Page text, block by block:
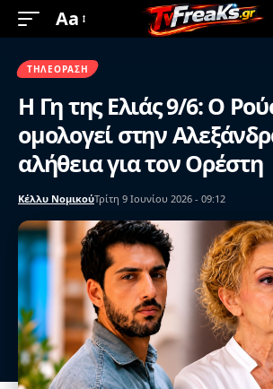
Aa
ΤΗΛΕΌΡΑΣΗ
Η Γη της Ελιάς 9/6: Ο
ομολογεί στην
αλήθεια για τον Ορέστη
Κέλλυ ΝομικούΤρίτη 9 Ιουνίου 2026 - 09:12